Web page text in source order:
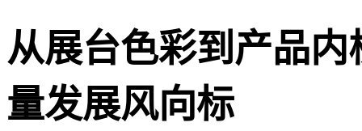
从展台色彩到产品
量发展风向标